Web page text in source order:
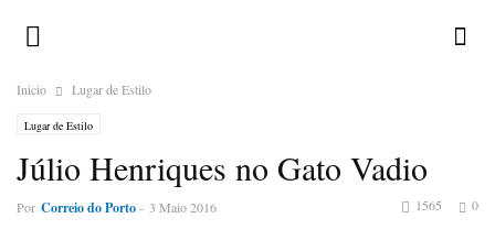
Inicio Lugar de Estilo
Lugar de Estilo
Júlio Henriques no Gato Vadio
Por Correio do Porto- 3 Maio 2016 0
1565